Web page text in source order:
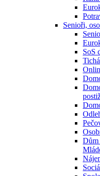
Senioři,
SoS
Dům